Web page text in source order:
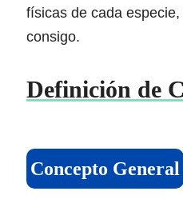
físicas de cada
consigo.
Definición de
Concepto General